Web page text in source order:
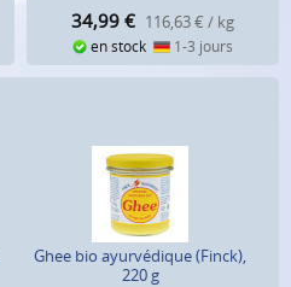
34,99 € 116,63 € / kg
en stock 1-3 jours
Ghee bio ayurvédique (Finck),
220 g